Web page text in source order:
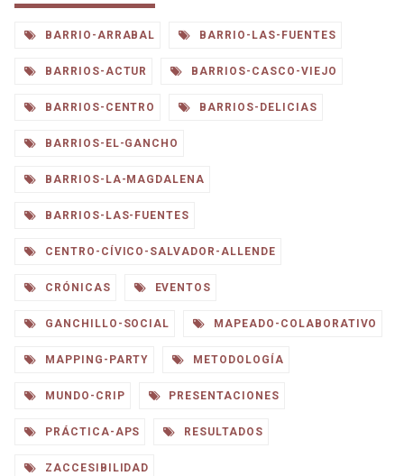
BARRIO-ARRABAL BARRIO-LAS-FUENTES
BARRIOS-ACTUR BARRIOS-CASCO-VIEJO
BARRIOS-CENTRO BARRIOS-DELICIAS
BARRIOS-EL-GANCHO
BARRIOS-LA-MAGDALENA
BARRIOS-LAS-FUENTES
CENTRO-CÍVICO-SALVADOR-ALLENDE
CRÓNICAS EVENTOS
GANCHILLO-SOCIAL MAPEADO-COLABORATIVO
MAPPING-PARTY METODOLOGÍA
MUNDO-CRIP PRESENTACIONES
PRÁCTICA-APS RESULTADOS
ZACCESIBILIDAD